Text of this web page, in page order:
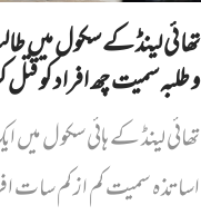
تھائی لینڈ کے سکول میں
و طلبہ سمیت چھ افراد کو قتل
تھائی لینڈ کے ہائی سکول
اساتذہ سمیت کم از کم سات